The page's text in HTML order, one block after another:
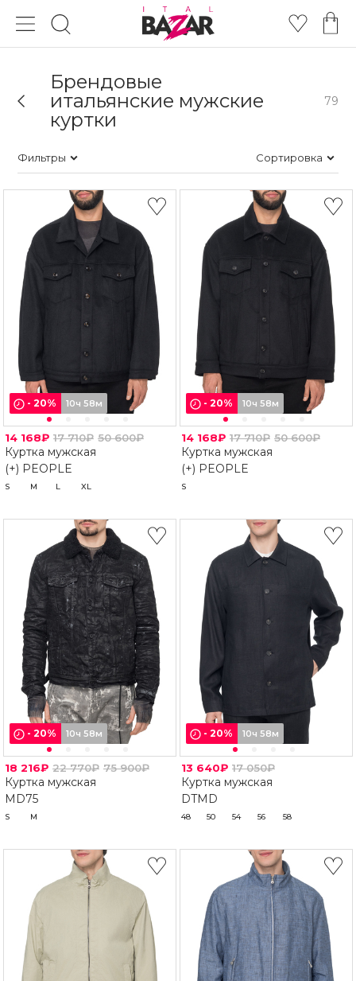
Брендовые
итальянские мужские
куртки
79
Фильтры Сортировка
- 20% 10ч 58м
14 168₽ 17 710₽ 50 600₽
Куртка мужская
(+) PEOPLE
S M L XL
- 20% 10ч 58м
14 168₽ 17 710₽ 50 600₽
Куртка мужская
(+) PEOPLE
S
- 20% 10ч 58м
18 216₽ 22 770₽ 75 900₽
Куртка мужская
MD75
S M
- 20% 10ч 58м
13 640₽ 17 050₽
Куртка мужская
DTMD
48 50 54 56 58